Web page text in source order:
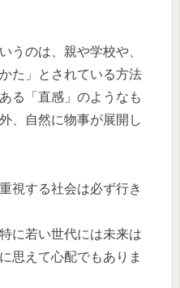
うのは、親や学校や、
た」とされている方法
る「直感」のようなも
、自然に物事が展開し
視する社会は必ず行き
に若い世代には未来は
思えて心配でもありま